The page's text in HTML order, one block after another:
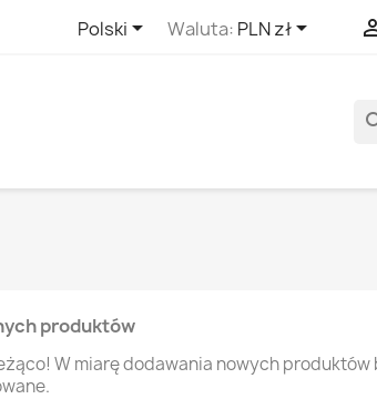
Polski Waluta: PLN zł
produktów
W miarę dodawania nowych produktów